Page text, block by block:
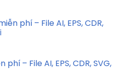
phí – File AI, EPS, CDR,
Vector
– File AI, EPS, CDR, SVG,